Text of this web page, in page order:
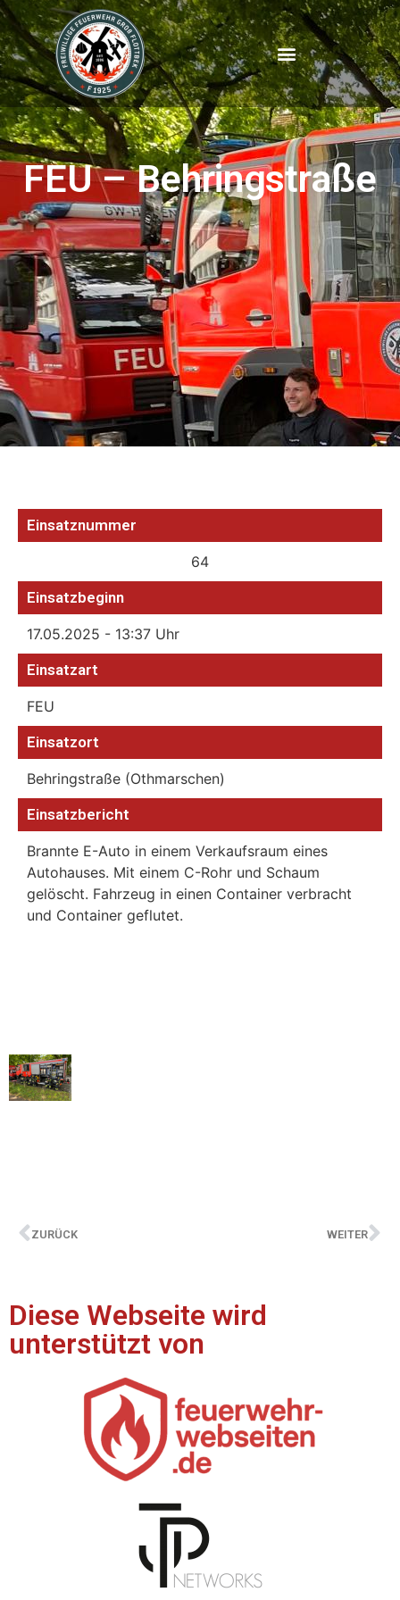
FEU – Behringstraße
Einsatznummer
64
Einsatzbeginn
17.05.2025 - 13:37 Uhr
Einsatzart
FEU
Einsatzort
Behringstraße (Othmarschen)
Einsatzbericht
Brannte E-Auto in einem Verkaufsraum eines
Autohauses. Mit einem C-Rohr und Schaum
gelöscht. Fahrzeug in einen Container verbracht
und Container geflutet.
ZURÜCK WEITER
Diese Webseite wird
unterstützt von